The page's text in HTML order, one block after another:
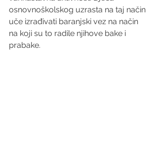
osnovnoškolskog uzrasta na taj način
uče izrađivati baranjski vez na način
na koji su to radile njihove bake i
prabake.